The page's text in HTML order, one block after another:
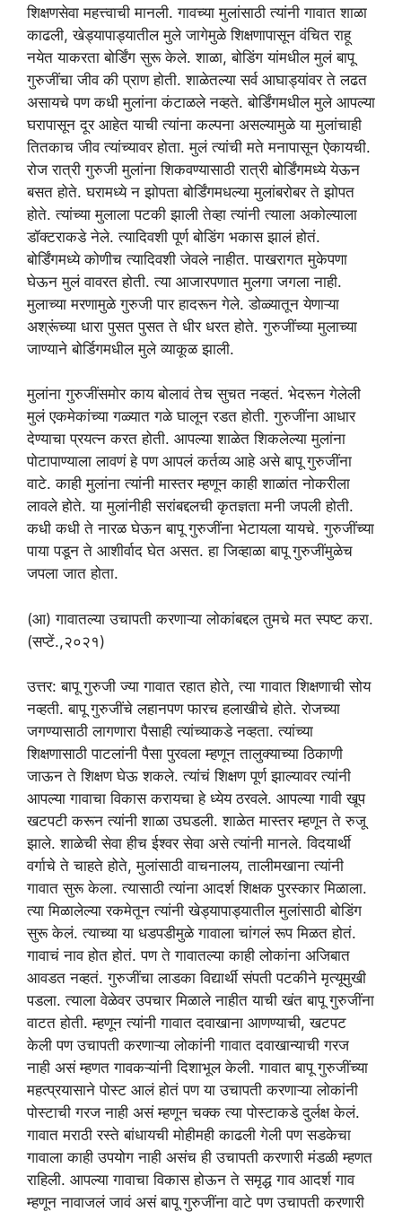
शिक्षणसेवा महत्त्वाची मानली. गावच्या मुलांसाठी त्यांनी गावात शाळा
काढली, खेड्यापाड्यातील मुले जागेमुळे शिक्षणापासून वंचित राहू
नयेत याकरता बोर्डिंग सुरू केले. शाळा, बोडिंग यांमधील मुलं बापू
गुरुजींचा जीव की प्राण होती. शाळेतल्या सर्व आघाड्यांवर ते लढत
असायचे पण कधी मुलांना कंटाळले नव्हते. बोर्डिंगमधील मुले आपल्या
घरापासून दूर आहेत याची त्यांना कल्पना असल्यामुळे या मुलांचाही
तितकाच जीव त्यांच्यावर होता. मुलं त्यांची मते मनापासून ऐकायची.
रोज रात्री गुरुजी मुलांना शिकवण्यासाठी रात्री बोर्डिंगमध्ये येऊन
बसत होते. घरामध्ये न झोपता बोर्डिंगमधल्या मुलांबरोबर ते झोपत
होते. त्यांच्या मुलाला पटकी झाली तेव्हा त्यांनी त्याला अकोल्याला
डॉक्टराकडे नेले. त्यादिवशी पूर्ण बोडिंग भकास झालं होतं.
बोर्डिंगमध्ये कोणीच त्यादिवशी जेवले नाहीत. पाखरागत मुकेपणा
घेऊन मुलं वावरत होती. त्या आजारपणात मुलगा जगला नाही.
मुलाच्या मरणामुळे गुरुजी पार हादरून गेले. डोळ्यातून येणाऱ्या
अश्रूंच्या धारा पुसत पुसत ते धीर धरत होते. गुरुजींच्या मुलाच्या
जाण्याने बोर्डिगमधील मुले व्याकूळ झाली.
मुलांना गुरुजींसमोर काय बोलावं तेच सुचत नव्हतं. भेदरून गेलेली
मुलं एकमेकांच्या गळ्यात गळे घालून रडत होती. गुरुजींना आधार
देण्याचा प्रयत्न करत होती. आपल्या शाळेत शिकलेल्या मुलांना
पोटापाण्याला लावणं हे पण आपलं कर्तव्य आहे असे बापू गुरुजींना
वाटे. काही मुलांना त्यांनी मास्तर म्हणून काही शाळांत नोकरीला
लावले होते. या मुलांनीही सरांबद्दलची कृतज्ञता मनी जपली होती.
कधी कधी ते नारळ घेऊन बापू गुरुजींना भेटायला यायचे. गुरुजींच्या
पाया पडून ते आशीर्वाद घेत असत. हा जिव्हाळा बापू गुरुजींमुळेच
जपला जात होता.
(आ) गावातल्या उचापती करणाऱ्या लोकांबद्दल तुमचे मत स्पष्ट करा.
(सप्टें.,२०२१)
उत्तर: बापू गुरुजी ज्या गावात रहात होते, त्या गावात शिक्षणाची सोय
नव्हती. बापू गुरुजींचे लहानपण फारच हलाखीचे होते. रोजच्या
जगण्यासाठी लागणारा पैसाही त्यांच्याकडे नव्हता. त्यांच्या
शिक्षणासाठी पाटलांनी पैसा पुरवला म्हणून तालुक्याच्या ठिकाणी
जाऊन ते शिक्षण घेऊ शकले. त्यांचं शिक्षण पूर्ण झाल्यावर त्यांनी
आपल्या गावाचा विकास करायचा हे ध्येय ठरवले. आपल्या गावी खूप
खटपटी करून त्यांनी शाळा उघडली. शाळेत मास्तर म्हणून ते रुजू
झाले. शाळेची सेवा हीच ईश्वर सेवा असे त्यांनी मानले. विदयार्थी
वर्गाचे ते चाहते होते, मुलांसाठी वाचनालय, तालीमखाना त्यांनी
गावात सुरू केला. त्यासाठी त्यांना आदर्श शिक्षक पुरस्कार मिळाला.
त्या मिळालेल्या रकमेतून त्यांनी खेड्यापाड्यातील मुलांसाठी बोडिंग
सुरू केलं. त्याच्या या धडपडीमुळे गावाला चांगलं रूप मिळत होतं.
गावाचं नाव होत होतं. पण ते गावातल्या काही लोकांना अजिबात
आवडत नव्हतं. गुरुजींचा लाडका विद्यार्थी संपती पटकीने मृत्यूमुखी
पडला. त्याला वेळेवर उपचार मिळाले नाहीत याची खंत बापू गुरुजींना
वाटत होती. म्हणून त्यांनी गावात दवाखाना आणण्याची, खटपट
केली पण उचापती करणाऱ्या लोकांनी गावात दवाखान्याची गरज
नाही असं म्हणत गावकऱ्यांनी दिशाभूल केली. गावात बापू गुरुजींच्या
महत्प्रयासाने पोस्ट आलं होतं पण या उचापती करणाऱ्या लोकांनी
पोस्टाची गरज नाही असं म्हणून चक्क त्या पोस्टाकडे दुर्लक्ष केलं.
गावात मराठी रस्ते बांधायची मोहीमही काढली गेली पण सडकेचा
गावाला काही उपयोग नाही असंच ही उचापती करणारी मंडळी म्हणत
राहिली. आपल्या गावाचा विकास होऊन ते समृद्ध गाव आदर्श गाव
म्हणून नावाजलं जावं असं बापू गुरुजींना वाटे पण उचापती करणारी